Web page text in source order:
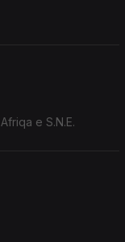
e S.N.E.